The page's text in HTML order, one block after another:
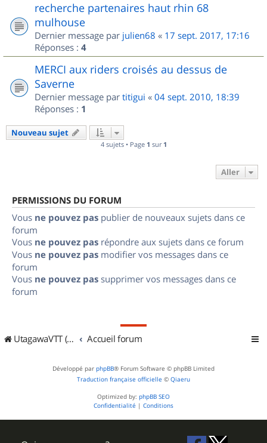
recherche partenaires haut rhin 68
mulhouse
Dernier message par julien68 « 17 sept. 2017, 17:16
Réponses : 4
MERCI aux riders croisés au dessus de
Saverne
Dernier message par titigui « 04 sept. 2010, 18:39
Réponses : 1
Nouveau sujet
4 sujets • Page 1 sur 1
Aller
PERMISSIONS DU FORUM
Vous ne pouvez pas publier de nouveaux sujets dans ce
forum
Vous ne pouvez pas répondre aux sujets dans ce forum
Vous ne pouvez pas modifier vos messages dans ce
forum
Vous ne pouvez pas supprimer vos messages dans ce
forum
UtagawaVTT (Randos VTT et VTTAE avec traces GPS) Accueil forum
Développé par phpBB® Forum Software © phpBB Limited
Traduction française officielle © Qiaeru
Optimized by: phpBB SEO
Confidentialité | Conditions